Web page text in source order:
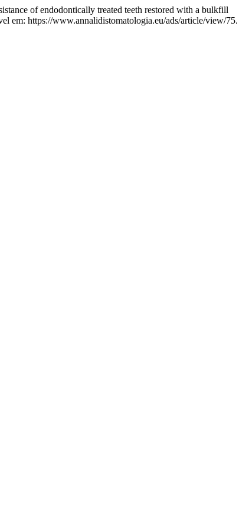
of endodontically treated teeth restored with a bulkfill
em: https://www.annalidistomatologia.eu/ads/article/view/75.